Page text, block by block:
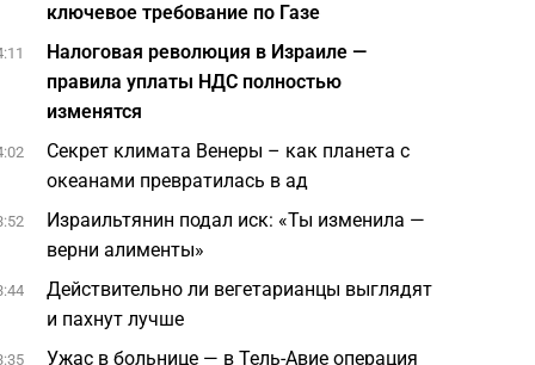
ключевое требование по Газе
Налоговая революция в Израиле —
правила уплаты НДС полностью
изменятся
Секрет климата Венеры – как планета с
океанами превратилась в ад
Израильтянин подал иск: «Ты изменила —
верни алименты»
Действительно ли вегетарианцы выглядят
и пахнут лучше
Ужас в больнице — в Тель-Авие операция